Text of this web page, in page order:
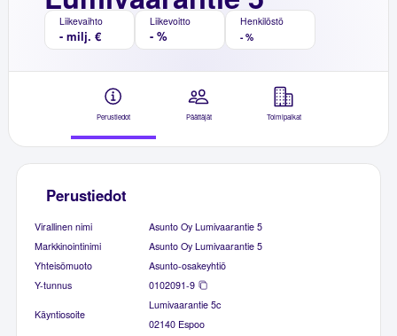
Liikevaihto
- milj. €
Liikevoitto
- %
Henkilöstö
- %
Perustiedot Päättäjät Toimipaikat
Perustiedot
Virallinen nimi
Asunto Oy Lumivaarantie 5
Markkinointinimi
Asunto Oy Lumivaarantie 5
Yhteisömuoto
Asunto-osakeyhtiö
Y-tunnus
0102091-9
Käyntiosoite
Lumivaarantie 5c
02140 Espoo